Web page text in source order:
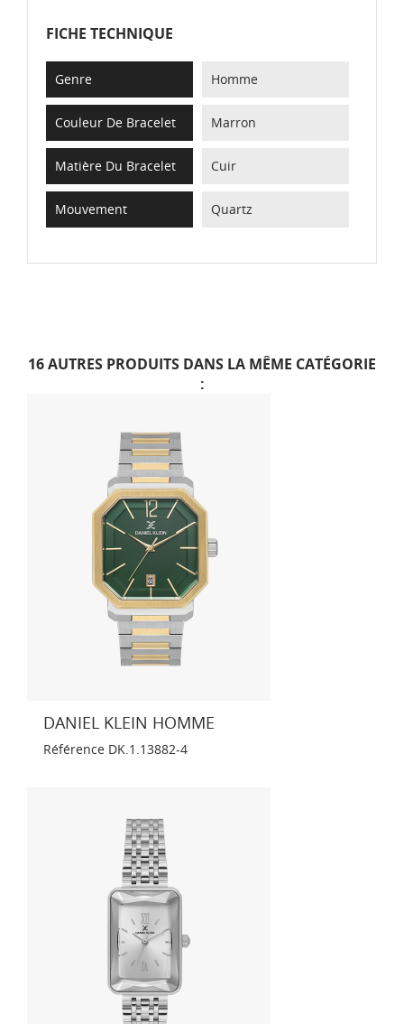
FICHE TECHNIQUE
Genre Homme
Couleur De Bracelet Marron
Matière Du Bracelet Cuir
Mouvement Quartz
16 AUTRES PRODUITS DANS LA MÊME CATÉGORIE
:
DANIEL KLEIN HOMME
Référence DK.1.13882-4